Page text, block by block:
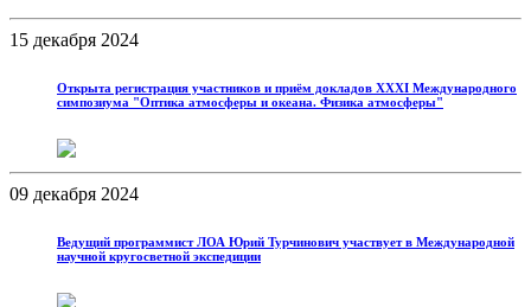
15 декабря 2024
Открыта регистрация участников и приём докладов XХХI Международного
симпозиума "Оптика атмосферы и океана. Физика атмосферы"
09 декабря 2024
Ведущий программист ЛОА Юрий Турчинович участвует в Международной
научной кругосветной экспедиции